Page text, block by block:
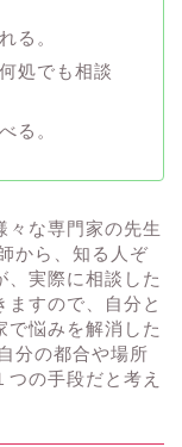
る。
処でも相談
る。
々な専門家の先生
から、知る人ぞ
、実際に相談した
ますので、自分と
で悩みを解消した
分の都合や場所
の手段だと考え